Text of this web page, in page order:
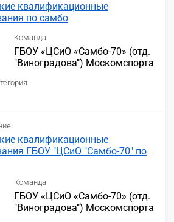
квалификационные
по самбо
Команда
ГБОУ «ЦСиО «Самбо-70» (отд.
"Виноградова") Москомспорта
квалификационные
ГБОУ "ЦСиО "Самбо-70" по
Команда
ГБОУ «ЦСиО «Самбо-70» (отд.
"Виноградова") Москомспорта